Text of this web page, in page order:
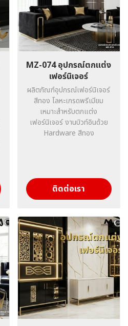
MZ-074 อุปกรณ์ตกแต่ง
เฟอร์นิเจอร์
ผลิตภัณฑ์อุปกรณ์เฟอร์นิเจอร์
สีทอง โลหะเกรดพรีเมียม
เหมาะสำหรับตกแต่ง
เฟอร์นิเจอร์ งานบิวท์อินด้วย
Hardware สีทอง
ติดต่อเรา